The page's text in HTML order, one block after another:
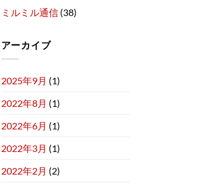
ミルミル通信(38)
アーカイブ
2025年9月 (1)
2022年8月 (1)
2022年6月 (1)
2022年3月 (1)
2022年2月 (2)